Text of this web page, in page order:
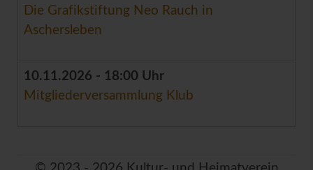
Die Grafikstiftung Neo Rauch in
Aschersleben
10.11.2026 - 18:00 Uhr
Mitgliederversammlung Klub